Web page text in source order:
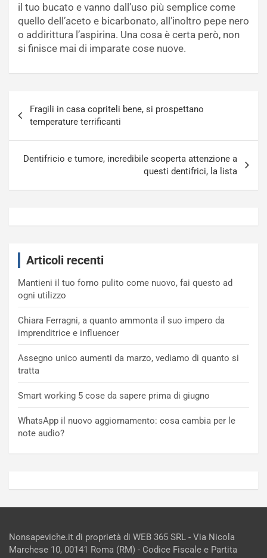
il tuo bucato e vanno dall’uso più semplice come
quello dell’aceto e bicarbonato, all’inoltro pepe nero
o addirittura l’aspirina. Una cosa è certa però, non
si finisce mai di imparate cose nuove.
articoli
Fragili in casa copriteli bene, si prospettano
temperature terrificanti
Dentifricio e tumore, incredibile scoperta attenzione a
questi dentifrici, la lista
Articoli recenti
Mantieni il tuo forno pulito come nuovo, fai questo ad
ogni utilizzo
Chiara Ferragni, a quanto ammonta il suo impero da
imprenditrice e influencer
Assegno unico aumenti da marzo, vediamo di quanto si
tratta
Smart working 5 cose da sapere prima di giugno
WhatsApp il nuovo aggiornamento: cosa cambia per le
note audio?
Nonsapeviche.it di proprietà di WEB 365 SRL - Via Nicola
Marchese 10, 00141 Roma (RM) - Codice Fiscale e Partita